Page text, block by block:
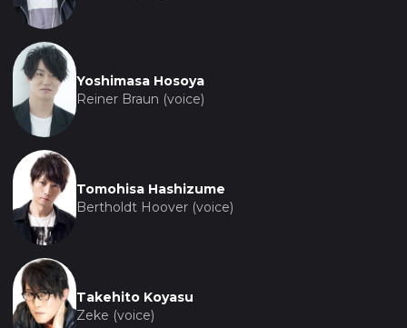
Yoshimasa Hosoya
Reiner Braun (voice)
Tomohisa Hashizume
Bertholdt Hoover (voice)
Takehito Koyasu
Zeke (voice)